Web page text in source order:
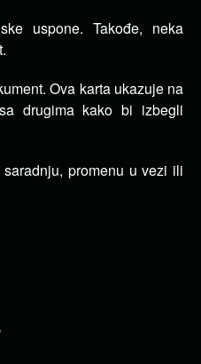
uspone. Takođe, neka
Ova karta ukazuje na
drugima kako bi izbegli
promenu u vezi ili